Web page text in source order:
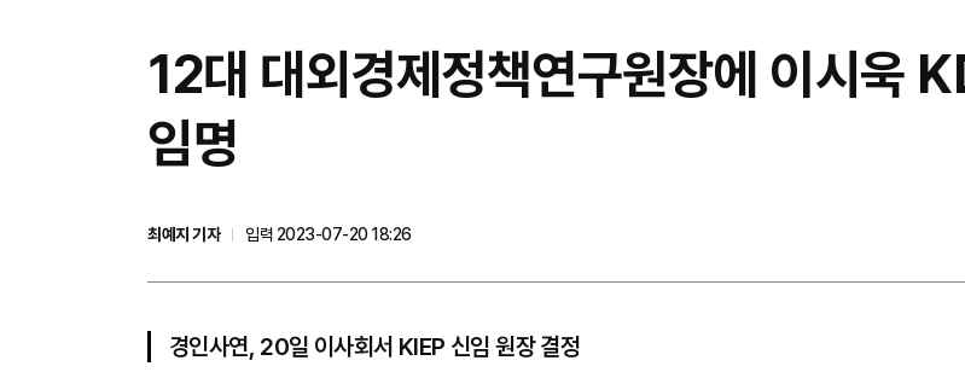
12대 대외경제정책연구원장에 이시욱
임명
최예지 기자
입력 2023-07-20 18:26
경인사연, 20일 이사회서 KIEP 신임 원장 결정